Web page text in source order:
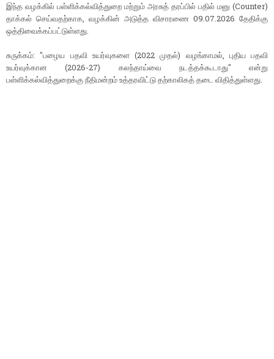
இந்த வழக்கில் பள்ளிக்கல்வித்துறை மற்றும் அரசுத் தரப்பில் பதில் மனு (Counter)
தாக்கல் செய்வதற்காக, வழக்கின் அடுத்த விசாரணை 09.07.2026 தேதிக்கு
ஒத்திவைக்கப்பட்டுள்ளது.
சுருக்கம்: "பழைய பதவி உயர்வுகளை (2022 முதல்) வழங்காமல், புதிய பதவி
உயர்வுக்கான (2026-27) கலந்தாய்வை நடத்தக்கூடாது" என்று
பள்ளிக்கல்வித்துறைக்கு நீதிமன்றம் உத்தரவிட்டு தற்காலிகத் தடை விதித்துள்ளது.